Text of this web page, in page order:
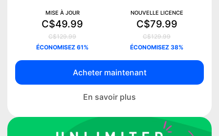
MISE À JOUR
C$49.99
C$129.99
ÉCONOMISEZ 61%
NOUVELLE LICENCE
C$79.99
C$129.99
ÉCONOMISEZ 38%
Acheter maintenant
En savoir plus